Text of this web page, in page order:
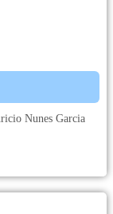
Nunes Garcia